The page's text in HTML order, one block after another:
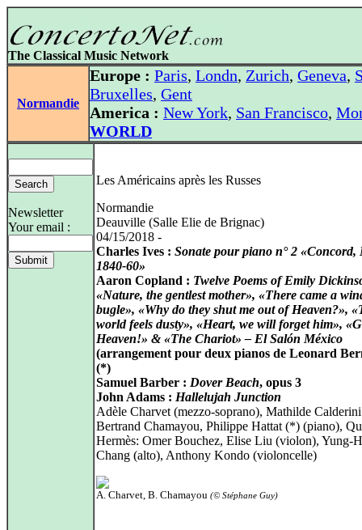
The Classical Music Network
Normandie
Europe : Paris, Londn, Zurich, Geneva,
Bruxelles, Gent
America : New York, San Francisco,
WORLD
Newsletter
Your email :
Les Américains après les Russes
Normandie
Deauville (Salle Elie de Brignac)
04/15/2018 -
Charles Ives : Sonate pour piano n° 2 «Concord,
1840-60»
Aaron Copland : Twelve Poems of Emily
«Nature, the gentlest mother», «There came a
bugle», «Why do they shut me out of Heaven?»,
world feels dusty», «Heart, we will forget him»,
Heaven!» & «The Chariot» – El Salón México
(arrangement pour deux pianos de Leonard
(*)
Samuel Barber : Dover Beach, opus 3
John Adams : Hallelujah Junction
Adèle Charvet (mezzo-soprano), Mathilde
Bertrand Chamayou, Philippe Hattat (*) (piano),
Hermès: Omer Bouchez, Elise Liu (violon), Yung-
Chang (alto), Anthony Kondo (violoncelle)
A. Charvet, B. Chamayou (© Stéphane Guy)